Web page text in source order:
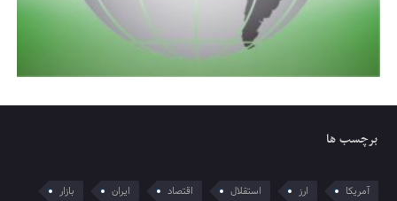
برچسب ها
آمریکا ارز استقلال اقتصاد ایران
بازار